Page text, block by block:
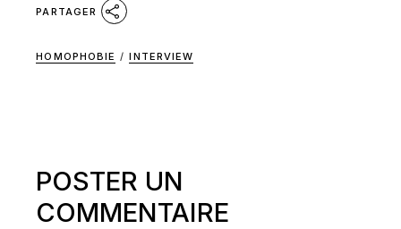
PARTAGER
HOMOPHOBIE / INTERVIEW
POSTER UN
COMMENTAIRE